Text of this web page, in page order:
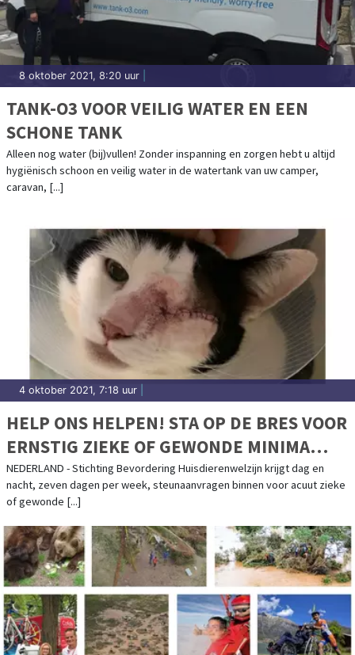
8 oktober 2021, 8:20 uur
TANK-O3 VOOR VEILIG WATER EN EEN
SCHONE TANK
Alleen nog water (bij)vullen! Zonder inspanning en zorgen hebt u altijd
hygiënisch schoon en veilig water in de watertank van uw camper,
caravan, [...]
4 oktober 2021, 7:18 uur
HELP ONS HELPEN! STA OP DE BRES VOOR
ERNSTIG ZIEKE OF GEWONDE MINIMA
HUISDIEREN
NEDERLAND - Stichting Bevordering Huisdierenwelzijn krijgt dag en
nacht, zeven dagen per week, steunaanvragen binnen voor acuut zieke
of gewonde [...]